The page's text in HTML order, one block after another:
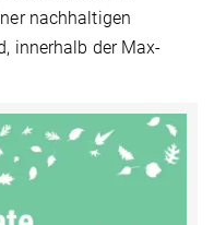
nachhaltigen
innerhalb der Max-